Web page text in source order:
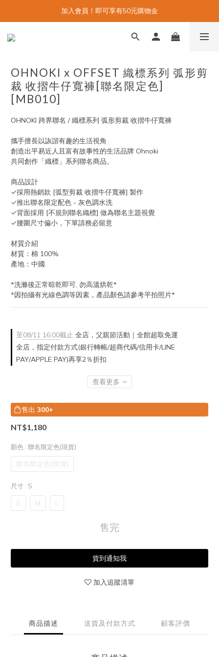
加入會員！即可享有50元購物金
OHNOKI x OFFSET 織標系列 弧形剪
裁 收摺牛仔寬褲[聯名限定色]
[MB010]
OHNOKI 跨界聯名 / 織標系列 弧形剪裁 收摺牛仔寬褲
攜手擅長以詼諧有趣的生活視角
創造出平易近人且富有故事性的生活品牌 Ohnoki
共同創作「織標」系列聯名商品。
商品設計
✓採用熱銷款 [弧型剪裁 收摺牛仔寬褲] 製作
✓推出聯名限定配色 - 灰色調水洗
✓背面採用 [不規則聯名織標] 做為聯名主題視覺
✓腰圍尺寸偏小，下單請務必留意
材質介紹
材質：棉 100%
產地：中國
*洗滌後正常晾乾即可, 勿高溫烘乾*
*因拍攝有光線色調等因素，產品顏色請參考平拍照片*
至08/11 16:00截止 全店，父親節活動｜全館超取免運
全店，指定付款方式(銀行轉帳/超商代碼/信用卡/LINE
PAY/APPLE PAY)再享2％折扣
查看更多
售出 300+
NT$1,180
顏色 : 聯名限定色(現貨)
聯名限定色(現貨)
尺寸 : S
S M L
售完
貨到通知我
加入追蹤清單
商品描述 送貨及付款方式 顧客評價